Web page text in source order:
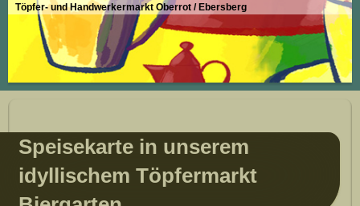
Töpfer- und Handwerkermarkt Oberrot / Ebersberg
Speisekarte in unserem
idyllischem Töpfermarkt